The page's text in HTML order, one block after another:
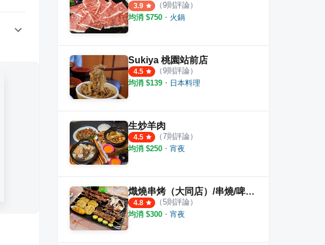
3.9 （9則評論）
均消 $750 ・ 火鍋
Sukiya 桃園站前店
4.5 （9則評論）
均消 $139 ・ 日本料理
生炒羊肉
4.5 （7則評論）
均消 $250 ・ 宵夜
熾燒串烤（大同店）/串燒/啤酒/宵夜/桃園美食
4.8 （5則評論）
均消 $300 ・ 宵夜